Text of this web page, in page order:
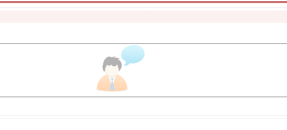
魏明亮严重违纪违法案透视
千亩耕地变“